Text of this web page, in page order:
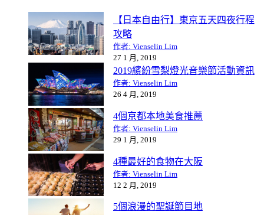
【日本自由行】東京五天四夜行程
攻略
作者: Vienselin Lim
27 1 月, 2019
2019繽紛雪梨燈光音樂節活動資訊
作者: Vienselin Lim
26 4 月, 2019
4個京都本地美食推薦
作者: Vienselin Lim
29 1 月, 2019
4種最好的食物在大阪
作者: Vienselin Lim
12 2 月, 2019
5個浪漫的聖誕節目地